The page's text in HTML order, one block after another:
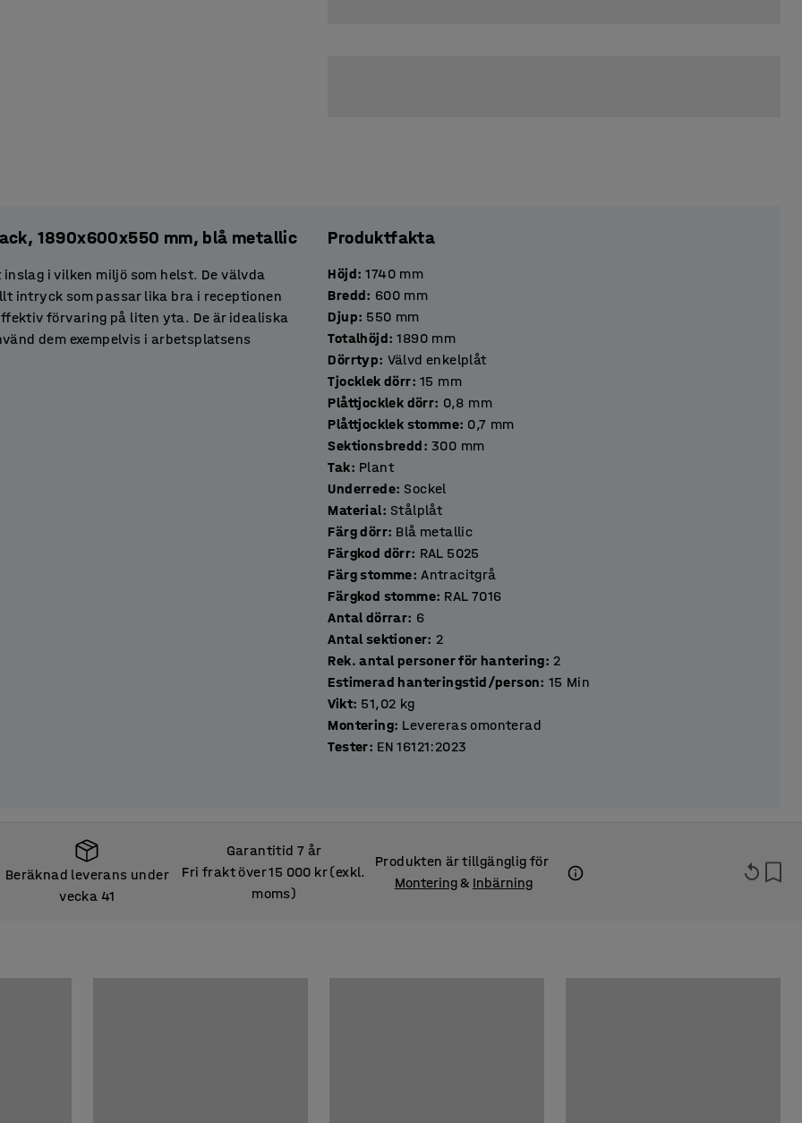
1890x600x550 mm, blå metallic
i vilken miljö som helst. De välvda
intryck som passar lika bra i receptionen
förvaring på liten yta. De är idealiska
dem exempelvis i arbetsplatsens
nycklar och annat smått.
Skåpen är tillverkade i en
säljs separat.
Produktfakta
Höjd: 1740 mm
Bredd: 600 mm
Djup: 550 mm
Totalhöjd: 1890 mm
Dörrtyp: Välvd enkelplåt
Tjocklek dörr: 15 mm
Plåttjocklek dörr: 0,8 mm
Plåttjocklek stomme: 0,7 mm
Sektionsbredd: 300 mm
Tak: Plant
Underrede: Sockel
Material: Stålplåt
Färg dörr: Blå metallic
Färgkod dörr: RAL 5025
Färg stomme: Antracitgrå
Färgkod stomme: RAL 7016
Antal dörrar: 6
Antal sektioner: 2
Rek. antal personer för hantering: 2
Estimerad hanteringstid/person: 15 Min
Vikt: 51,02 kg
Montering: Levereras omonterad
Tester: EN 16121:2023
Beräknad leverans under
vecka 41
Garantitid 7 år
Fri frakt över 15 000 kr (exkl.
moms)
Produkten är tillgänglig för
Montering& Inbärning